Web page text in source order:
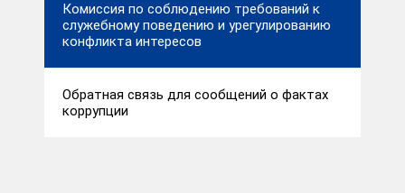
Комиссия по соблюдению требований к
служебному поведению и урегулированию
конфликта интересов
Обратная связь для сообщений о фактах
коррупции